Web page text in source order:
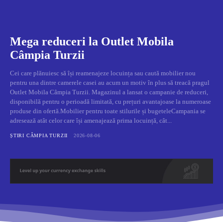
Mega reduceri la Outlet Mobila
Câmpia Turzii
Cei care plănuiesc să își reamenajeze locuința sau caută mobilier nou
pentru una dintre camerele casei au acum un motiv în plus să treacă pragul
Outlet Mobila Câmpia Turzii. Magazinul a lansat o campanie de reduceri,
disponibilă pentru o perioadă limitată, cu prețuri avantajoase la numeroase
produse din ofertă.Mobilier pentru toate stilurile și bugeteleCampania se
adresează atât celor care își amenajează prima locuință, cât...
ȘTIRI CÂMPIA TURZII 2026-08-06